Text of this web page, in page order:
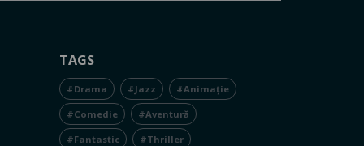
TAGS
#Drama #Jazz #Animație
#Comedie #Aventură
#Fantastic #Thriller